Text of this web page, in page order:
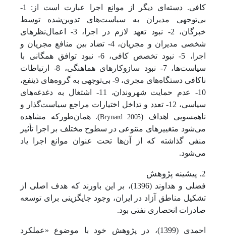
کافی. دسته‌ای دیگر از موانع اجرا عبارت است از: 1-
بی‌توجهی مدیران به سیاست‌های تدوین‌شده توسط
خبرگان، 2- نبود تعهد لازم در اجرا، 3- اعمال‌نظرهای
شخصی مدیران و مجریان، 4- تضاد بین منافع مجریان و
اجرا، 5- نبود تخصص کافی، 6- نبود توافق همگانی با
سیاست‌ها، 7- نبود سازوکارهای هماهنگی، 8- ارتباطات
ناکافی دستگاه‌های مجری، 9- بی‌توجهی به گروه‌های ذینفع،
10- عدم حمایت شهروندان، 11- اشتغال به دغدغه‌های
سیاسی، 12- تعدد و تداخل اختیارات مراجع سیاست‌گذار و
ناهمسویی اهداف (Brynard, 2005). همان‌طورکه مشاهده
می‌شود متغییرهای متنوعی در سطوح مختلف بر اجرا تأثیر
منفی گذاشته که از آن‌ها تحت عنوان موانع اجرا یاد
می‌شود.
2. پیشینه پژوهش
فضلی و هداوند (1396)، بر این باورند که هدف اصلی از
تشکیل مناطق آزاد در ایران، وجود جایگزینی برای توسعه
صادرات انحصاری نفتی بود.
احمدی (1399)، در پژوهش خود با موضوع «عملکرد